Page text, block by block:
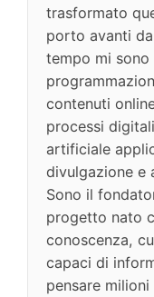
trasformato
porto avanti
tempo mi
contenuti
processi
artificiale
divulgazione e
Sono il
progetto nato
conoscenza,
capaci di
pensare